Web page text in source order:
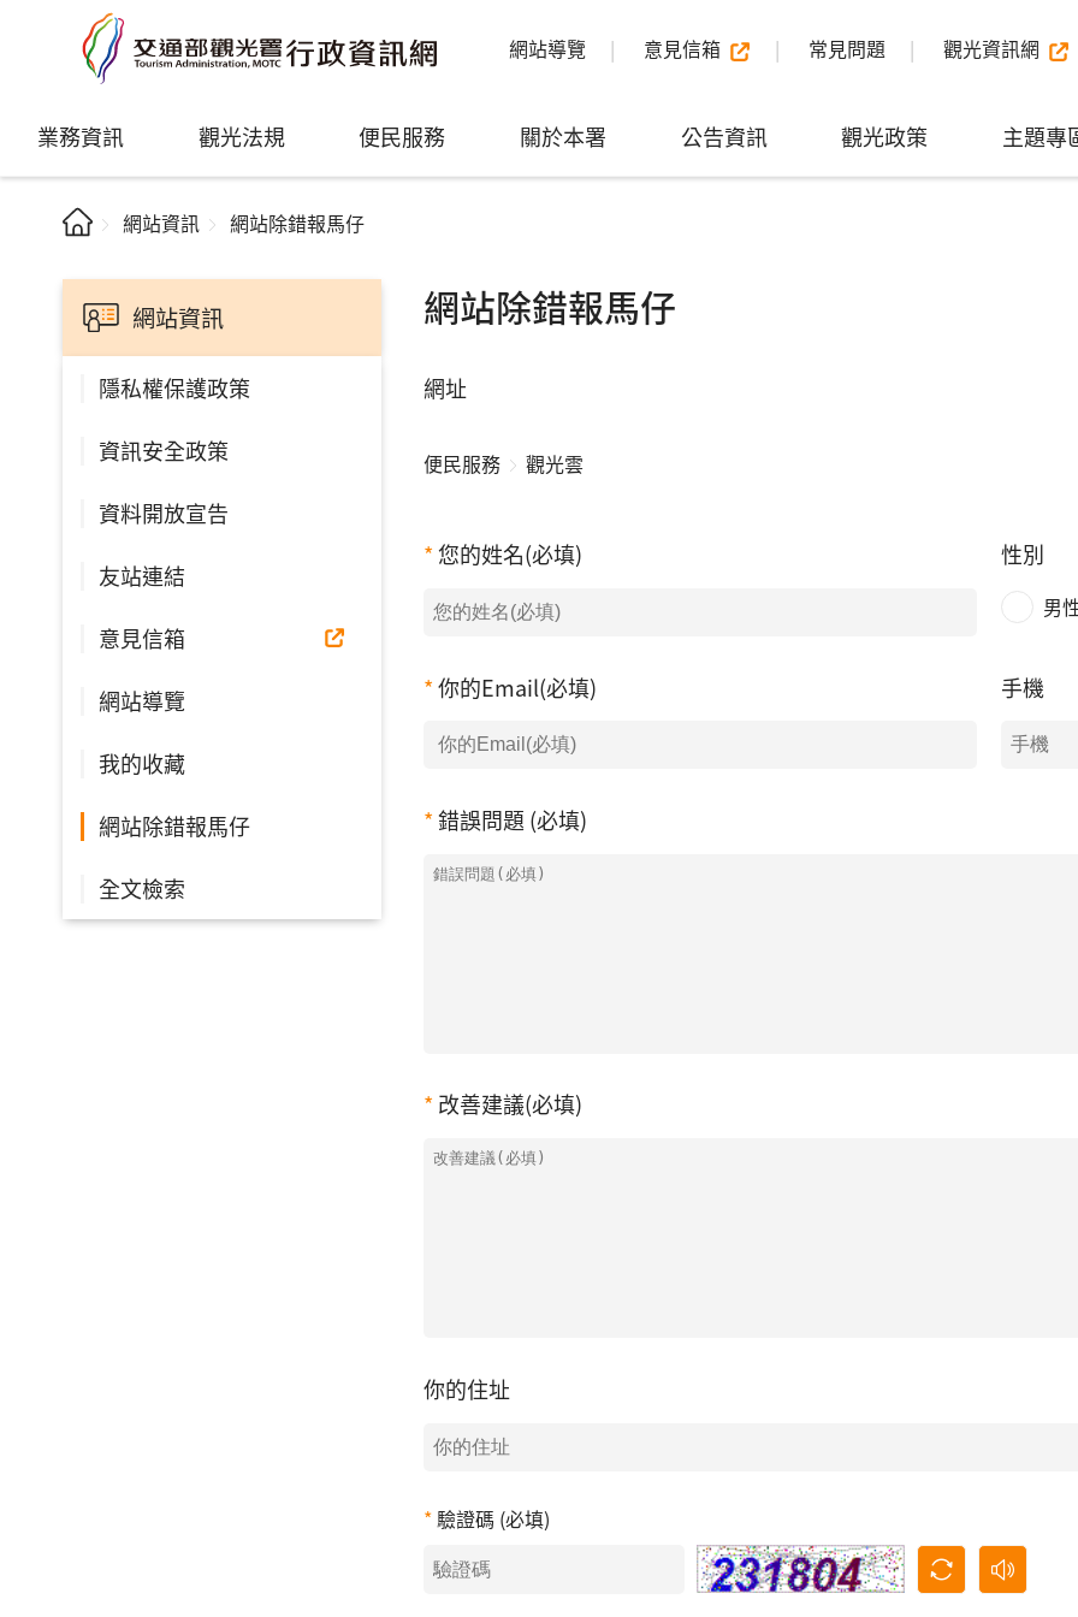
網站導覽 意見信箱 常見問題 觀光資訊網
業務資訊 觀光法規 便民服務 關於本署 公告資訊 觀光政策 主題專
網站資訊 網站除錯報馬仔
網站資訊
隱私權保護政策
資訊安全政策
資料開放宣告
友站連結
意見信箱
網站導覽
我的收藏
網站除錯報馬仔
全文檢索
網站除錯報馬仔
網址
便民服務 觀光雲
您的姓名(必填) 性別
男
你的Email(必填) 手機
錯誤問題 (必填)
改善建議(必填)
你的住址
驗證碼 (必填)